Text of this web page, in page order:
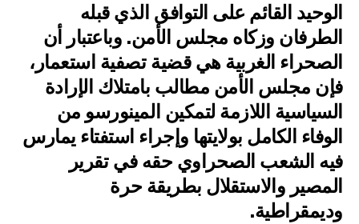
الوحيد القائم على التوافق الذي قبله
الطرفان وزكاه مجلس الأمن. وباعتبار أن
الصحراء الغربية هي قضية تصفية استعمار،
فإن مجلس الأمن مطالب بامتلاك الإرادة
السياسية اللازمة لتمكين المينورسو من
الوفاء الكامل بولايتها وإجراء استفتاء يمارس
فيه الشعب الصحراوي حقه في تقرير
المصير والاستقلال بطريقة حرة
وديمقراطية.